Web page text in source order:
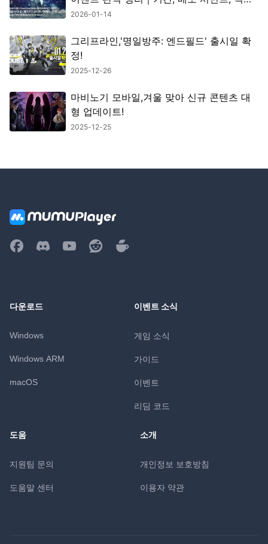
정보 총정리
2026-01-14
그리프라인,'명일방주: 엔드필드' 출시일 확
정!
2025-12-26
마비노기 모바일,겨울 맞아 신규 콘텐츠 대
형 업데이트!
2025-12-25
다운로드
Windows
Windows ARM
macOS
이벤트 소식
게임 소식
가이드
이벤트
리딤 코드
도움
지원팀 문의
도움말 센터
소개
개인정보 보호방침
이용자 약관